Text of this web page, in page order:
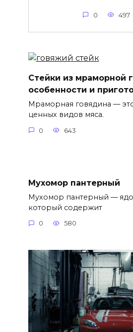
0 497
Стейки из мраморной
особенности и
Мраморная говядина —
ценных видов мяса.
0 643
Мухомор пантерный
Мухомор пантерный —
который содержит
0 580